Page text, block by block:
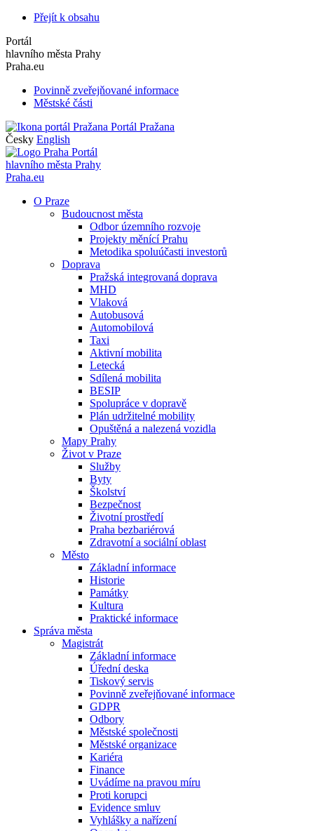
Přejít k obsahu
Portál
hlavního města Prahy
Praha.eu
Povinně zveřejňované informace
Městské části
Portál Pražana
Česky English
Portál
hlavního města Prahy
Praha.eu
O Praze
Budoucnost města
Odbor územního rozvoje
Projekty měnící Prahu
Metodika spoluúčasti investorů
Doprava
Pražská integrovaná doprava
MHD
Vlaková
Autobusová
Automobilová
Taxi
Aktivní mobilita
Letecká
Sdílená mobilita
BESIP
Spolupráce v dopravě
Plán udržitelné mobility
Opuštěná a nalezená vozidla
Mapy Prahy
Život v Praze
Služby
Byty
Školství
Bezpečnost
Životní prostředí
Praha bezbariérová
Zdravotní a sociální oblast
Město
Základní informace
Historie
Památky
Kultura
Praktické informace
Správa města
Magistrát
Základní informace
Úřední deska
Tiskový servis
Povinně zveřejňované informace
GDPR
Odbory
Městské společnosti
Městské organizace
Kariéra
Finance
Uvádíme na pravou míru
Proti korupci
Evidence smluv
Vyhlášky a nařízení